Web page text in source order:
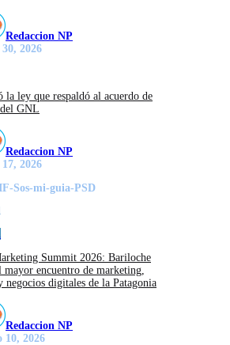
Redaccion NP
2026
la ley que respaldó al acuerdo de
GNL
Redaccion NP
2026
Summit 2026: Bariloche
mayor encuentro de marketing,
negocios digitales de la Patagonia
Redaccion NP
10, 2026